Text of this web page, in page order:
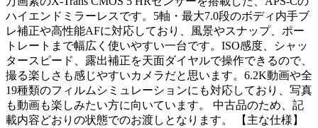
ハイエンドミラーレスです。5軸・最大7.0段のボディ内手ブ
レ補正や高性能AFに対応しており、風景やスナップ、ポー
トレートまで幅広く使いやすい一台です。ISO感度、シャッ
タースピード、露出補正を天面ダイヤルで操作できるので、
撮る楽しさも感じやすいカメラだと思います。6.2K動画や全
19種類のフィルムシミュレーションにも対応しており、写真
も動画も楽しみたい方に向いています。 中古品のため、記
載内容どおりの状態でのお渡しとなります。 【主な仕様】